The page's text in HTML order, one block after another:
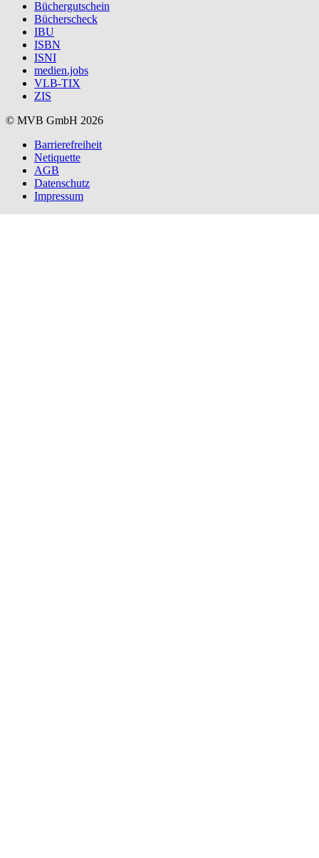
Büchergutschein
Bücherscheck
IBU
ISBN
ISNI
medien.jobs
VLB-TIX
ZIS
© MVB GmbH 2026
Barrierefreiheit
Netiquette
AGB
Datenschutz
Impressum